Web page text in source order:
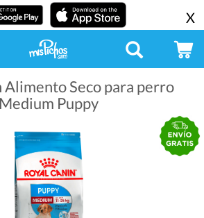
X
Alimento Seco para perro
Medium Puppy